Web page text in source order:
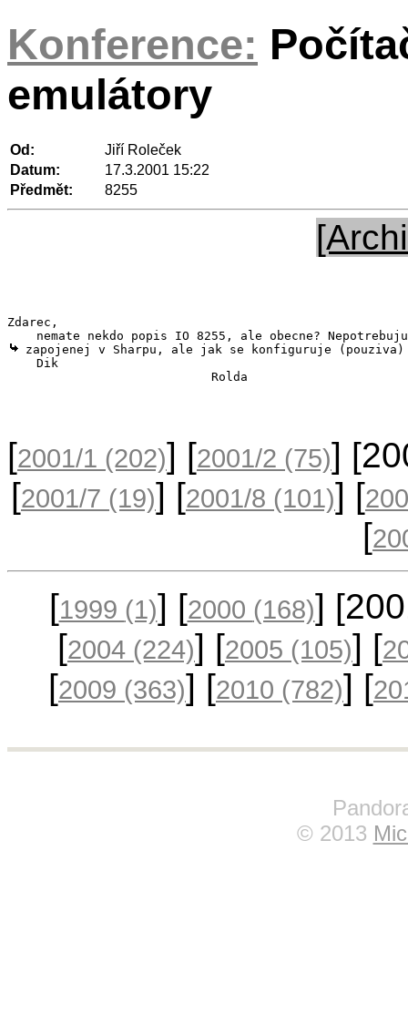
Konference:
emulátory
Od:
Jiří Roleček
Datum:
17.3.2001 15:22
Předmět:
8255
Zdarec,
zapojenej v Sharpu, ale jak se konfiguruje
    Dik
                            Rolda
[2001/1 (202)] [2001/2 (75)]
[2001/7 (19)] [2001/8 (101)] [
[
[1999 (1)] [2000 (168)]
[2004 (224)] [2005 (105)] [
[2009 (363)] [2010 (782)] [
© 2013